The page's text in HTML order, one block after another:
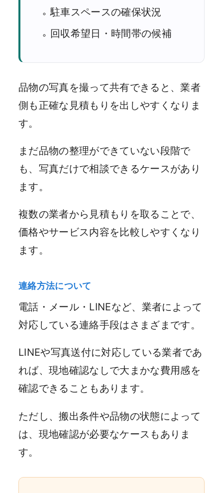
駐車スペースの確保状況
回収希望日・時間帯の候補
品物の写真を撮って共有できると、業者
側も正確な見積もりを出しやすくなりま
す。
まだ品物の整理ができていない段階で
も、写真だけで相談できるケースがあり
ます。
複数の業者から見積もりを取ることで、
価格やサービス内容を比較しやすくなり
ます。
連絡方法について
電話・メール・LINEなど、業者によって
対応している連絡手段はさまざまです。
LINEや写真送付に対応している業者であ
れば、現地確認なしで大まかな費用感を
確認できることもあります。
ただし、搬出条件や品物の状態によって
は、現地確認が必要なケースもありま
す。